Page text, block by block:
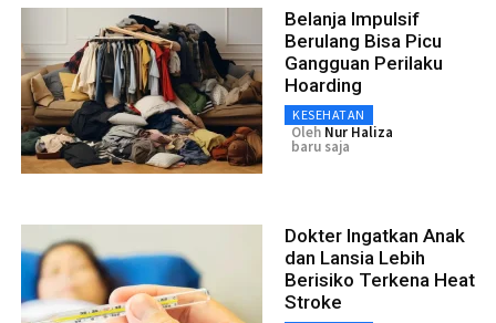
Belanja Impulsif
Berulang Bisa Picu
Gangguan Perilaku
Hoarding
KESEHATAN
Oleh Nur Haliza
baru saja
Dokter Ingatkan Anak
dan Lansia Lebih
Berisiko Terkena Heat
Stroke